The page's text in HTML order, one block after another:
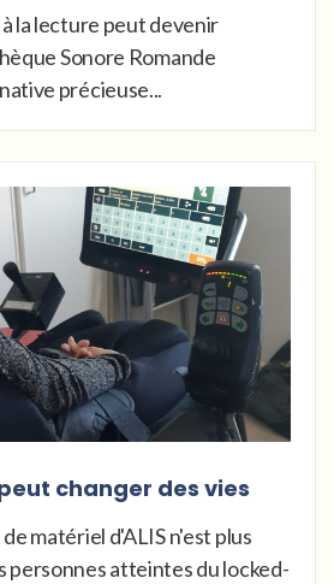
à la lecture peut devenir
Sonore Romande
précieuse...
changer des vies
matériel d'ALIS n'est plus
personnes atteintes du locked-